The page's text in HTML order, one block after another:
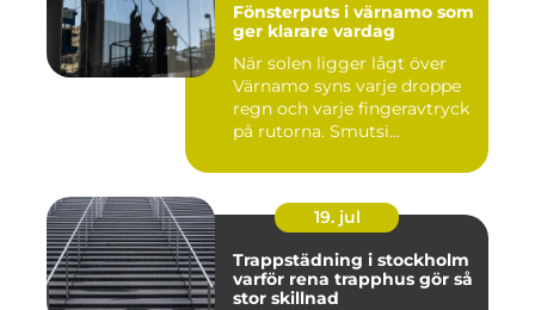
Fönsterputs i värnamo som
ger klarare vardag
När solen ligger lågt över
Värnamo syns varje droppe
regn och varje fingeravtryck
på rutorna. Smutsi...
19. jul
Trappstädning i stockholm
varför rena trapphus gör så
stor skillnad